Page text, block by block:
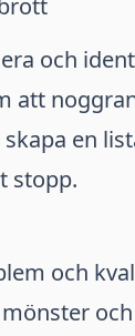
och
att
en
stopp.
och